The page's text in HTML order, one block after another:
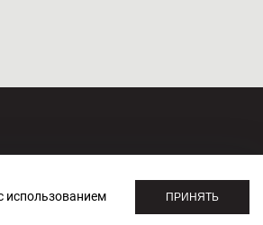
номер ЭЛ №
использованием
ПРИНЯТЬ